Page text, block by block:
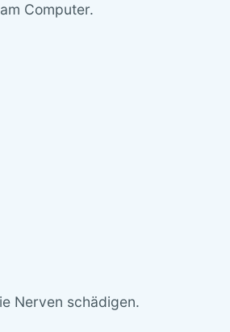
Computer.
Nerven schädigen.